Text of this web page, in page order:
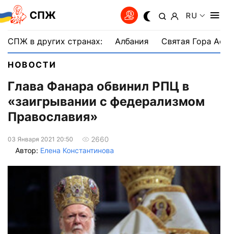
СПЖ RU
СПЖ в других странах: Албания Святая Гора
НОВОСТИ
Глава Фанара обвинил РПЦ в
«заигрывании с федерализмом
Православия»
03 Января 2021 20:50
2660
Автор: Елена Константинова